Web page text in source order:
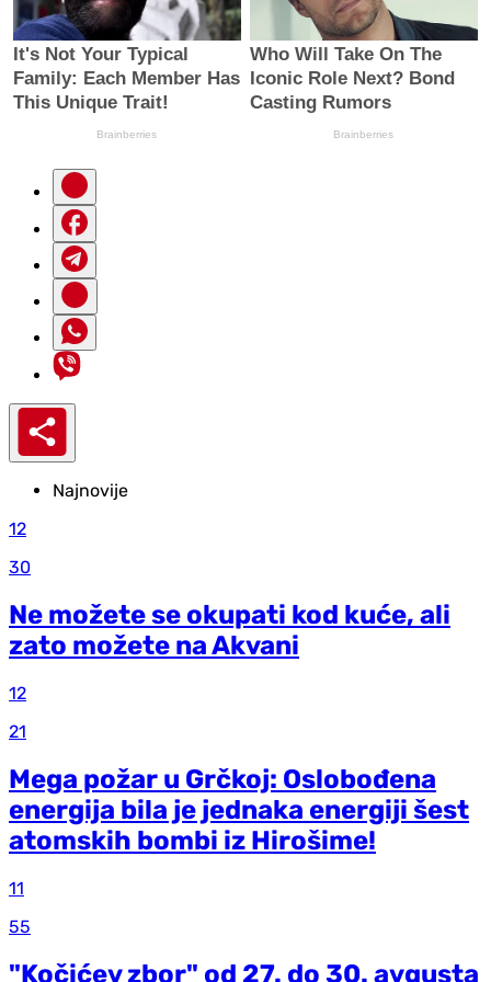
Najnovije
12
30
Ne možete se okupati kod kuće, ali
zato možete na Akvani
12
21
Mega požar u Grčkoj: Oslobođena
energija bila je jednaka energiji šest
atomskih bombi iz Hirošime!
11
55
"Kočićev zbor" od 27. do 30. avgusta